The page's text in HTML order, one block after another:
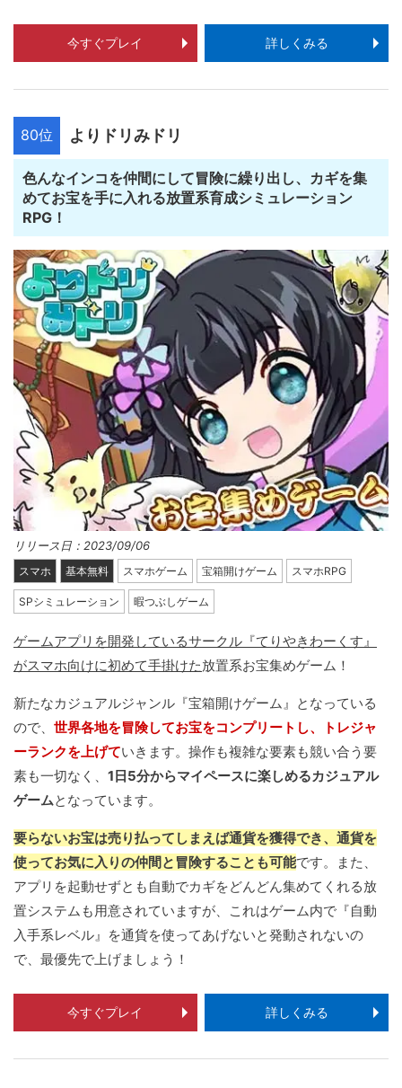
今すぐプレイ 詳しくみる
80位 よりドリみドリ
色んなインコを仲間にして冒険に繰り出し、カギを集
めてお宝を手に入れる放置系育成シミュレーション
RPG！
リリース日：2023/09/06
スマホ 基本無料 スマホゲーム 宝箱開けゲーム スマホRPG
SPシミュレーション 暇つぶしゲーム
ゲームアプリを開発しているサークル『てりやきわーくす』
がスマホ向けに初めて手掛けた放置系お宝集めゲーム！
新たなカジュアルジャンル『宝箱開けゲーム』となっている
ので、 世界各地を冒険してお宝をコンプリートし、トレジャ
ーランクを上げていきます。操作も複雑な要素も競い合う要
素も一切なく、 1日5分からマイペースに楽しめるカジュアル
ゲームとなっています。
要らないお宝は売り払ってしまえば通貨を獲得でき、通貨を
使ってお気に入りの仲間と冒険することも可能です。また、
アプリを起動せずとも自動でカギをどんどん集めてくれる放
置システムも用意されていますが、これはゲーム内で『自動
入手系レベル』を通貨を使ってあげないと発動されないの
で、最優先で上げましょう！
今すぐプレイ 詳しくみる